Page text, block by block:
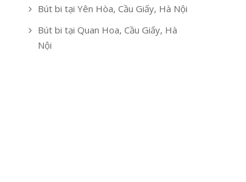
Bút bi tại Yên Hòa, Cầu Giấy, Hà Nội
Bút bi tại Quan Hoa, Cầu Giấy, Hà
Nội